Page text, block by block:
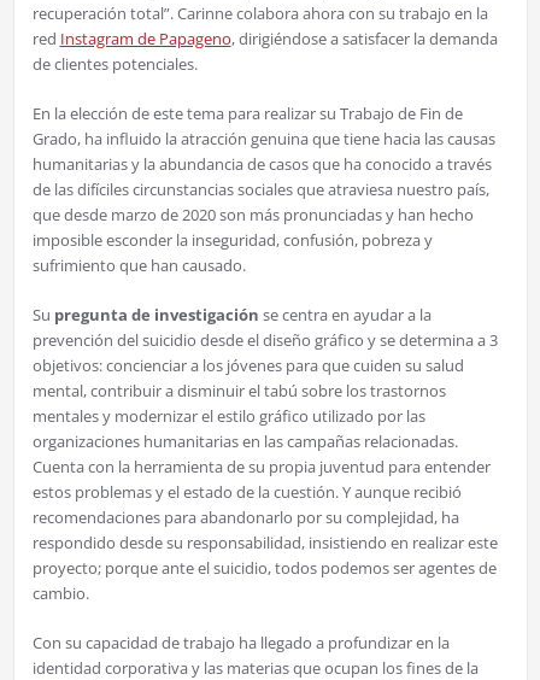
recuperación total”. Carinne colabora ahora con su trabajo en la
red Instagram de Papageno, dirigiéndose a satisfacer la demanda
de clientes potenciales.
En la elección de este tema para realizar su Trabajo de Fin de
Grado, ha influido la atracción genuina que tiene hacia las causas
humanitarias y la abundancia de casos que ha conocido a través
de las difíciles circunstancias sociales que atraviesa nuestro país,
que desde marzo de 2020 son más pronunciadas y han hecho
imposible esconder la inseguridad, confusión, pobreza y
sufrimiento que han causado.
Su pregunta de investigación se centra en ayudar a la
prevención del suicidio desde el diseño gráfico y se determina a 3
objetivos: concienciar a los jóvenes para que cuiden su salud
mental, contribuir a disminuir el tabú sobre los trastornos
mentales y modernizar el estilo gráfico utilizado por las
organizaciones humanitarias en las campañas relacionadas.
Cuenta con la herramienta de su propia juventud para entender
estos problemas y el estado de la cuestión. Y aunque recibió
recomendaciones para abandonarlo por su complejidad, ha
respondido desde su responsabilidad, insistiendo en realizar este
proyecto; porque ante el suicidio, todos podemos ser agentes de
cambio.
Con su capacidad de trabajo ha llegado a profundizar en la
identidad corporativa y las materias que ocupan los fines de la